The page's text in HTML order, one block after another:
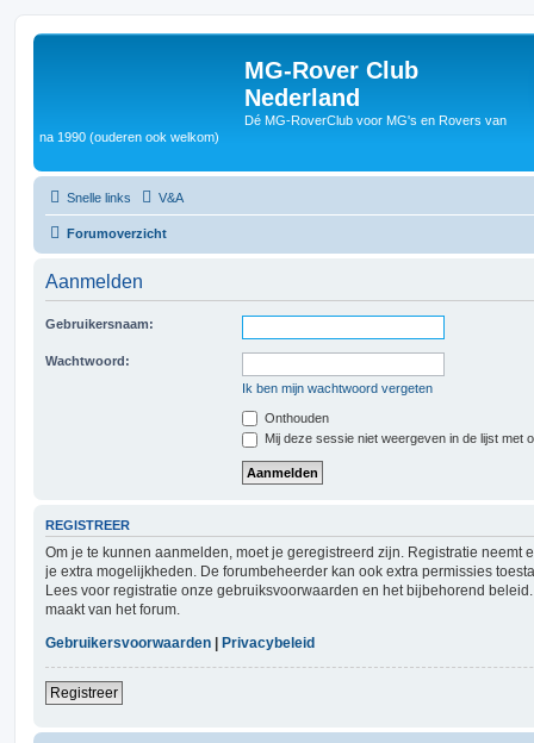
MG-Rover Club
Nederland
Dé MG-RoverClub voor MG's en Rovers van
na 1990 (ouderen ook welkom)
Snelle links V&A
Forumoverzicht
Aanmelden
Gebruikersnaam:
Wachtwoord:
Ik ben mijn wachtwoord vergeten
Onthouden
Mij deze sessie niet weergeven in de lijst met
REGISTREER
Om je te kunnen aanmelden, moet je geregistreerd zijn. Registratie neemt
je extra mogelijkheden. De forumbeheerder kan ook extra permissies
Lees voor registratie onze gebruiksvoorwaarden en het bijbehorend
maakt van het forum.
Gebruikersvoorwaarden
Privacybeleid
Registreer